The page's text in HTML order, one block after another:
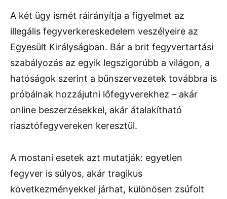
A két ügy ismét ráirányítja a figyelmet az
illegális fegyverkereskedelem veszélyeire az
Egyesült Királyságban. Bár a brit fegyvertartási
szabályozás az egyik legszigorúbb a világon, a
hatóságok szerint a bűnszervezetek továbbra is
próbálnak hozzájutni lőfegyverekhez – akár
online beszerzésekkel, akár átalakítható
riasztófegyvereken keresztül.
A mostani esetek azt mutatják: egyetlen
fegyver is súlyos, akár tragikus
következményekkel járhat, különösen zsúfolt